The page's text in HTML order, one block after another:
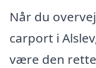
Når du
carport i
være den